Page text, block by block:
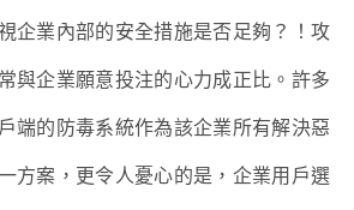
企業內部的安全措施是否足夠？！攻
與企業願意投注的心力成正比。許多
端的防毒系統作為該企業所有解決惡
方案，更令人憂心的是，企業用戶選